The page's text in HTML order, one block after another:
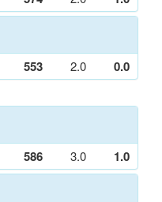
553 2.0 0.0
586 3.0 1.0